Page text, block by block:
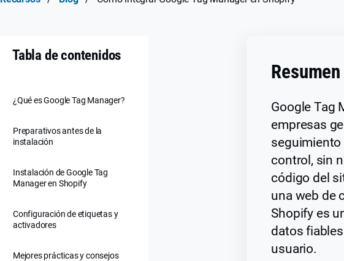
Tabla de contenidos
¿Qué es Google Tag Manager?
Preparativos antes de la
instalación
Instalación de Google Tag
Manager en Shopify
Configuración de etiquetas y
activadores
Mejores prácticas y consejos
Resumen
Google Tag
empresas
seguimiento
control, sin
código del
una web de
Shopify es
datos
usuario.